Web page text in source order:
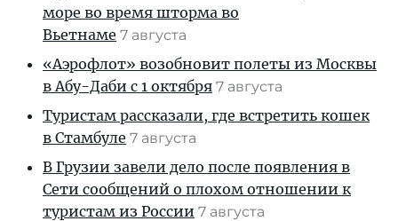
море во время шторма во
Вьетнаме 7 августа
«Аэрофлот» возобновит полеты из Москвы
в Абу-Даби с 1 октября 7 августа
Туристам рассказали, где встретить кошек
в Стамбуле 7 августа
В Грузии завели дело после появления в
Сети сообщений о плохом отношении к
туристам из России 7 августа